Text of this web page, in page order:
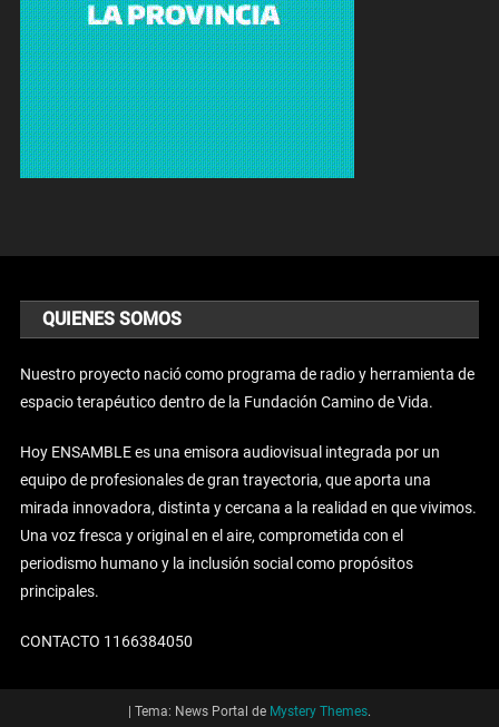
QUIENES SOMOS
Nuestro proyecto nació como programa de radio y herramienta de
espacio terapéutico dentro de la Fundación Camino de Vida.
Hoy ENSAMBLE es una emisora audiovisual integrada por un
equipo de profesionales de gran trayectoria, que aporta una
mirada innovadora, distinta y cercana a la realidad en que vivimos.
Una voz fresca y original en el aire, comprometida con el
periodismo humano y la inclusión social como propósitos
principales.
CONTACTO 1166384050
| Tema: News Portal de Mystery Themes.